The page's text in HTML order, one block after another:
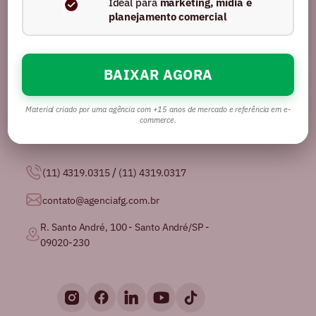
Somos uma agência com mais de 16 anos no
melhores agências de publicidade para se
trabalhar no Brasil.
(11) 4319.0315 / (11) 4319.0317
contato@agenciafg.com.br
R. Santo André, 100 - Santo André/SP -
09020-230
planejamento comercial
BAIXAR AGORA
Material criado por uma agência com +15 anos de mercado e referência em e-
commerce.